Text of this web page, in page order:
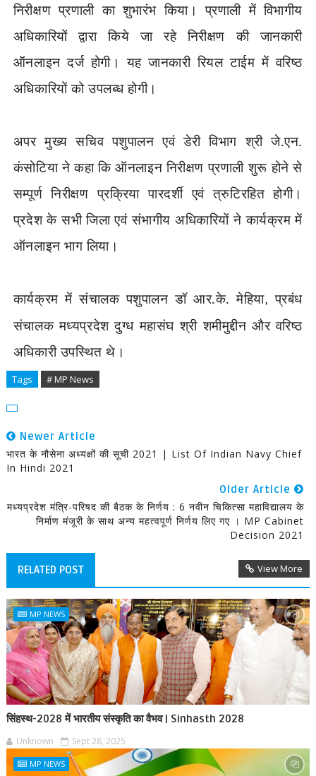
निरीक्षण प्रणाली का शुभारंभ किया। प्रणाली में विभागीय
अधिकारियों द्वारा किये जा रहे निरीक्षण की जानकारी
ऑनलाइन दर्ज होगी। यह जानकारी रियल टाईम में वरिष्ठ
अधिकारियों को उपलब्ध होगी।
अपर मुख्य सचिव पशुपालन एवं डेरी विभाग श्री जे.एन.
कंसोटिया ने कहा कि ऑनलाइन निरीक्षण प्रणाली शुरू होने से
सम्पूर्ण निरीक्षण प्रक्रिया पारदर्शी एवं त्रुटिरहित होगी।
प्रदेश के सभी जिला एवं संभागीय अधिकारियों ने कार्यक्रम में
ऑनलाइन भाग लिया।
कार्यक्रम में संचालक पशुपालन डॉ आर.के. मेहिया,प्रबंध
संचालक मध्यप्रदेश दुग्ध महासंघ श्री शमीमुद्दीन और वरिष्ठ
अधिकारी उपस्थित थे।
Tags # MP News
Newer Article
भारत के नौसेना अध्यक्षों की सूची 2021 | List Of Indian Navy Chief
In Hindi 2021
Older Article
मध्यप्रदेश मंत्रि-परिषद की बैठक के निर्णय : 6 नवीन चिकित्सा महाविद्यालय के
निर्माण मंजूरी के साथ अन्य महत्वपूर्ण निर्णय लिए गए । MP Cabinet
Decision 2021
RELATED POST View More
MP NEWS
सिंहस्थ-2028 में भारतीय संस्कृति का वैभव | Sinhasth 2028
Unknown Sept 28, 2025
MP NEWS